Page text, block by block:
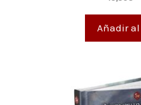
d
Añadir